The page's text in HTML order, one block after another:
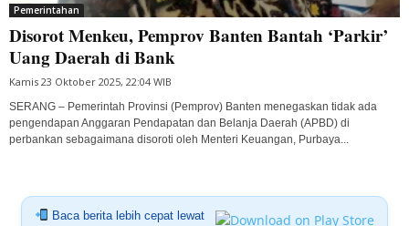
Pemerintahan
Disorot Menkeu, Pemprov Banten Bantah ‘Parkir’
Uang Daerah di Bank
Kamis 23 Oktober 2025, 22:04 WIB
SERANG – Pemerintah Provinsi (Pemprov) Banten menegaskan tidak ada
pengendapan Anggaran Pendapatan dan Belanja Daerah (APBD) di
perbankan sebagaimana disoroti oleh Menteri Keuangan, Purbaya...
Baca berita lebih cepat lewat